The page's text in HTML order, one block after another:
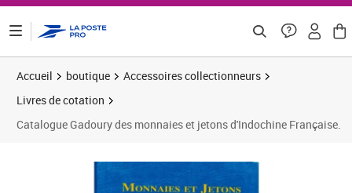
Accueil boutique
Accessoires collectionneurs
Livres de cotation
Catalogue Gadoury des monnaies et jetons d'Indochine Française.